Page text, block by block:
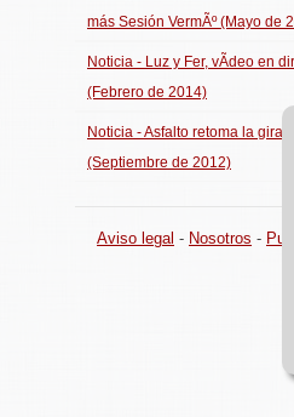
más Sesión VermÃº (Mayo de
Noticia - Luz y Fer, vÃ­deo en
(Febrero de 2014)
Noticia - Asfalto retoma la gira
(Septiembre de 2012)
Aviso legal - Nosotros -